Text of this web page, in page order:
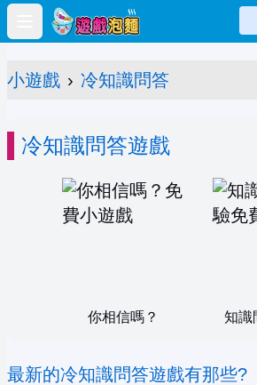
Open main menu
小遊戲 › 冷知識問答
冷知識問答遊戲
你相信嗎？ 知識
最新的冷知識問答遊戲有那些?